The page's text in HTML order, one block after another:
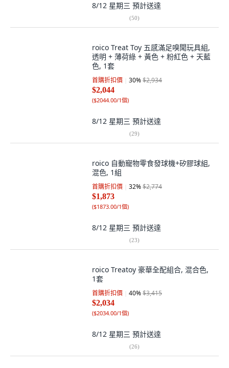
8/12 星期三 預計送達
(50)
roico Treat Toy 五感滿足嗅聞玩具組,
透明 + 薄荷綠 + 黃色 + 粉紅色 + 天藍
色, 1套
首購折扣價 30%$2,934
$2,044
($2044.00/1個)
8/12 星期三 預計送達
(29)
roico 自動寵物零食發球機+矽膠球組,
混色, 1組
首購折扣價 32%$2,774
$1,873
($1873.00/1個)
8/12 星期三 預計送達
(23)
roico Treatoy 豪華全配組合, 混合色,
1套
首購折扣價 40%$3,415
$2,034
($2034.00/1個)
8/12 星期三 預計送達
(26)